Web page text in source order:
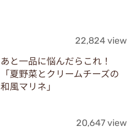
22,824 view
あと一品に悩んだらこれ！
「夏野菜とクリームチーズの
和風マリネ」
20,647 view